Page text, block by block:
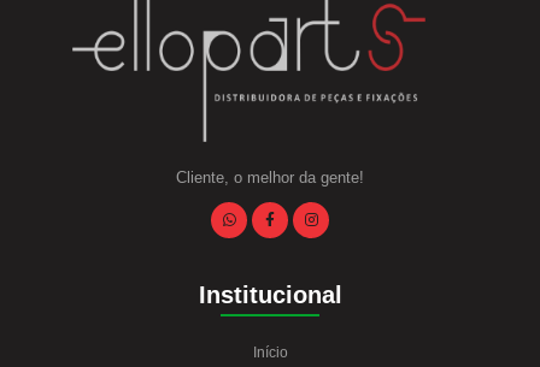
Cliente, o melhor da gente!
Institucional
Início